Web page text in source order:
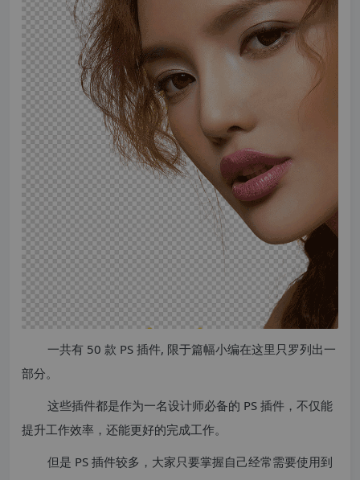
一共有 50 款 PS 插件, 限于篇幅小编在这里只罗列出一
部分。
这些插件都是作为一名设计师必备的 PS 插件，不仅能
提升工作效率，还能更好的完成工作。
但是 PS 插件较多，大家只要掌握自己经常需要使用到